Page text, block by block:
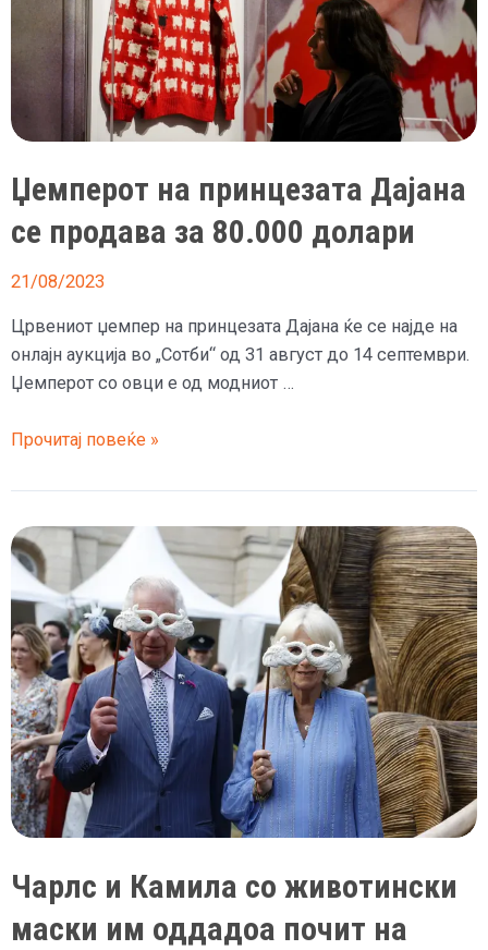
Џемперот на принцезата Дајана
се продава за 80.000 долари
21/08/2023
Црвениот џемпер на принцезата Дајана ќе се најде на
онлајн аукција во „Сотби“ од 31 август до 14 септември.
Џемперот со овци е од модниот …
Џемперот
принцезата
Дајана
се
продава
за
80.000
долари
Прочитај повеќе »
Чарлс и Камила со животински
маски им оддадоа почит на